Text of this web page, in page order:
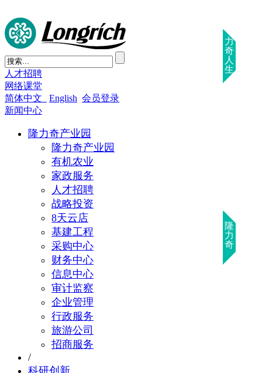
人才招聘
网络课堂
简体中文
English 会员登录
新闻中心
隆力奇产业园
隆力奇产业园
有机农业
家政服务
人才招聘
战略投资
8天云店
基建工程
采购中心
财务中心
信息中心
审计监察
企业管理
行政服务
旅游公司
招商服务
/
科研创新
力
奇
人
生
隆
力
奇